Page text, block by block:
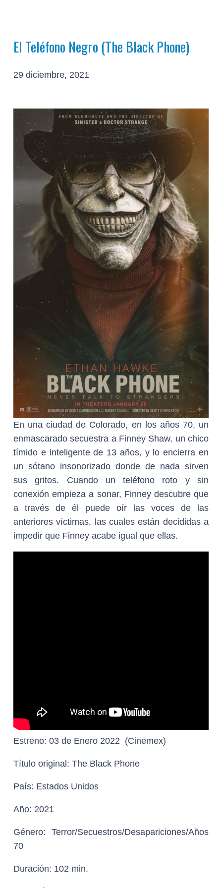
El Teléfono Negro (The Black Phone)
29 diciembre, 2021
En una ciudad de Colorado, en los años 70, un
enmascarado secuestra a Finney Shaw, un chico
tímido e inteligente de 13 años, y lo encierra en
un sótano insonorizado donde de nada sirven
sus gritos. Cuando un teléfono roto y sin
conexión empieza a sonar, Finney descubre que
a través de él puede oír las voces de las
anteriores víctimas, las cuales están decididas a
impedir que Finney acabe igual que ellas.
Estreno: 03 de Enero 2022 (Cinemex)
Título original: The Black Phone
País: Estados Unidos
Año: 2021
Género: Terror/Secuestros/Desapariciones/Años
70
Duración: 102 min.